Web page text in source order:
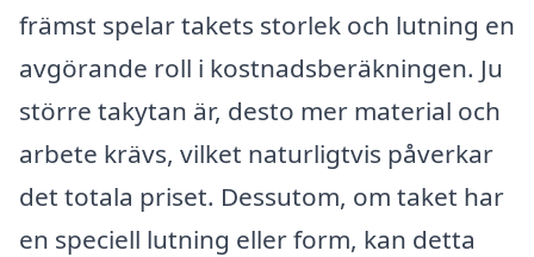
främst spelar takets storlek och lutning en
avgörande roll i kostnadsberäkningen. Ju
större takytan är, desto mer material och
arbete krävs, vilket naturligtvis påverkar
det totala priset. Dessutom, om taket har
en speciell lutning eller form, kan detta